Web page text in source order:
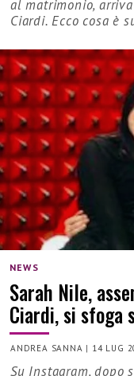
al matrimonio,
Ciardi. Ecco cosa è
NEWS
Sarah Nile,
Ciardi, si sfoga
ANDREA SANNA | 14 LUG
Su Instagram, dopo